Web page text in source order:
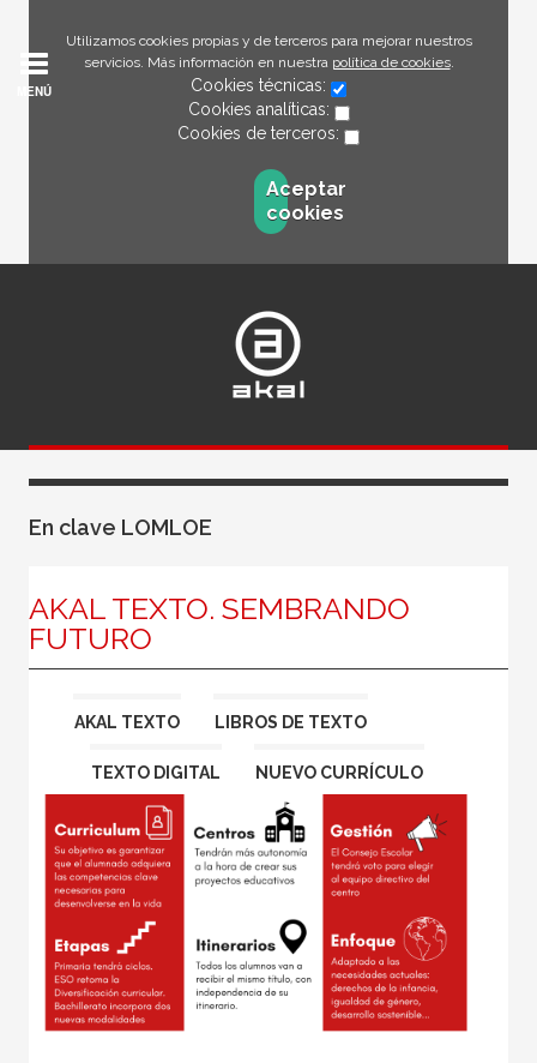
Utilizamos cookies propias y de terceros para mejorar nuestros
servicios. Más información en nuestra política de cookies.
Cookies técnicas:
Cookies analíticas:
Cookies de terceros:
Aceptar
cookies
MENÚ
AKAL TEXTO. Sembrando futuro
AKAL LIBROS DE TEXTO
En clave LOMLOE
Los componentes del Currículo
En clave LOMLOE
AKAL TEXTO. SEMBRANDO
FUTURO
AKAL TEXTO LIBROS DE TEXTO
TEXTO DIGITAL NUEVO CURRÍCULO